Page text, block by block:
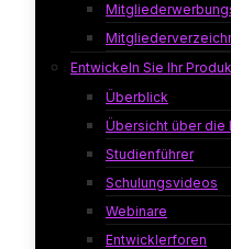
Entwickeln Sie Ihr
Überblick
Übersicht über die
Studienführer
Schulungsvideos
Webinare
Entwicklerforen